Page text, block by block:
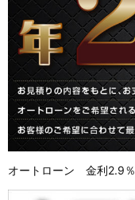
オートローン 金利2.9％